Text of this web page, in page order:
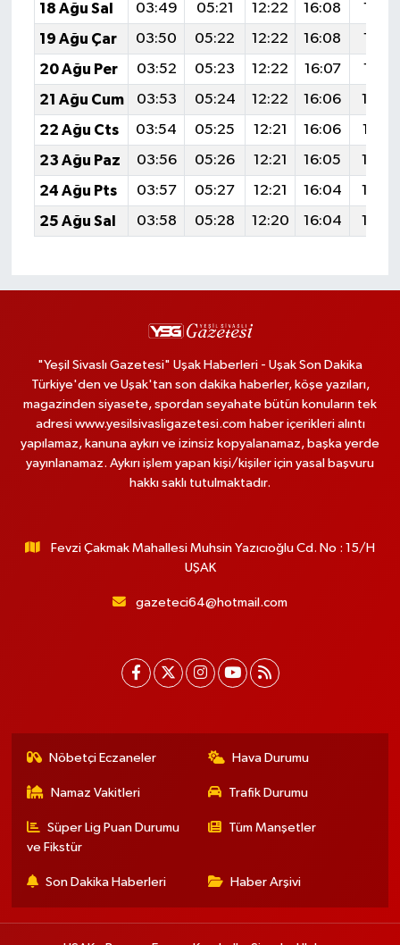
18 Ağu Sal
03:49 05:21 12:22 16:08
19:13
19 Ağu Çar
03:50 05:22 12:22 16:08
19:12
20 Ağu Per
03:52 05:23 12:22 16:07
19:10
21 Ağu Cum
03:53 05:24 12:22 16:06
19:09
22 Ağu Cts
03:54 05:25 12:21 16:06
19:07
23 Ağu Paz
03:56 05:26 12:21 16:05
19:06
24 Ağu Pts
03:57 05:27 12:21 16:04
19:04
25 Ağu Sal
03:58 05:28 12:20 16:04 19:03
"Yeşil Sivaslı Gazetesi" Uşak Haberleri - Uşak Son Dakika
Türkiye'den ve Uşak'tan son dakika haberler, köşe yazıları,
magazinden siyasete, spordan seyahate bütün konuların tek
adresi www.yesilsivasligazetesi.com haber içerikleri alıntı
yapılamaz, kanuna aykırı ve izinsiz kopyalanamaz, başka yerde
yayınlanamaz. Aykırı işlem yapan kişi/kişiler için yasal başvuru
hakkı saklı tutulmaktadır.
Fevzi Çakmak Mahallesi Muhsin Yazıcıoğlu Cd. No : 15/H
UŞAK
gazeteci64@hotmail.com
Nöbetçi Eczaneler Hava Durumu
Namaz Vakitleri Trafik Durumu
Süper Lig Puan Durumu
ve Fikstür
Tüm Manşetler
Son Dakika Haberleri Haber Arşivi